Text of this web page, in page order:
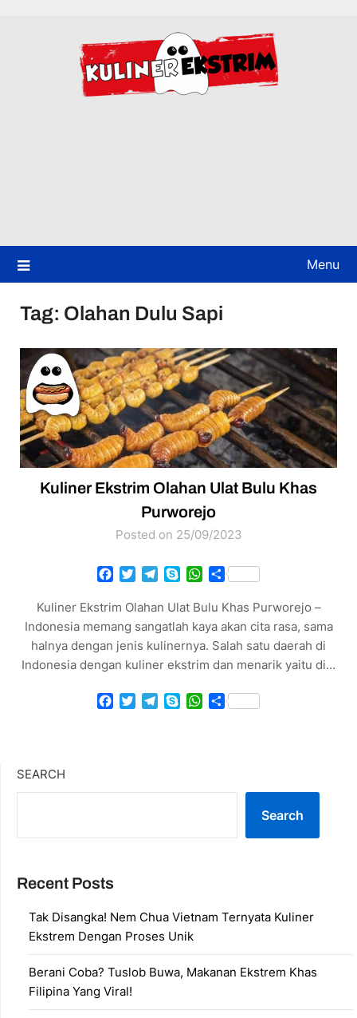
Menu
Tag: Olahan Dulu Sapi
Kuliner Ekstrim Olahan Ulat Bulu Khas
Purworejo
Posted on 25/09/2023
Facebook
TwitterTelegram
SkypeWhatsApp
Share
Kuliner Ekstrim Olahan Ulat Bulu Khas Purworejo –
Indonesia memang sangatlah kaya akan cita rasa, sama
halnya dengan jenis kulinernya. Salah satu daerah di
Indonesia dengan kuliner ekstrim dan menarik yaitu di…
Facebook
TwitterTelegram
SkypeWhatsApp
Share
SEARCH
Search
Recent Posts
Tak Disangka! Nem Chua Vietnam Ternyata Kuliner
Ekstrem Dengan Proses Unik
Berani Coba? Tuslob Buwa, Makanan Ekstrem Khas
Filipina Yang Viral!